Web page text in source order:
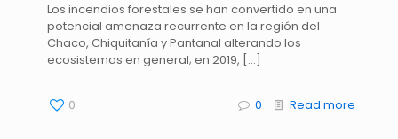
Los incendios forestales se han convertido en una
potencial amenaza recurrente en la región del
Chaco, Chiquitanía y Pantanal alterando los
ecosistemas en general; en 2019, […]
0 0 Read more